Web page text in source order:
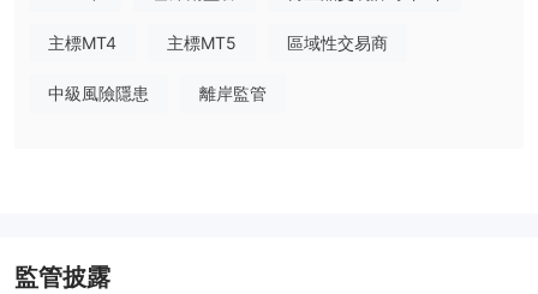
對，以及世界各地熱門的資產。
帳戶類型
Traders Trust擁有三種即時交易帳戶：經典、專業和VIP。每種帳戶
所有帳戶類型
主標MT4 主標MT5 區域性交易商
中級風險隱患 離岸監管
監管披露